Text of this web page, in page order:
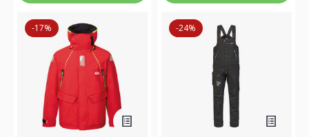
-17% -24%